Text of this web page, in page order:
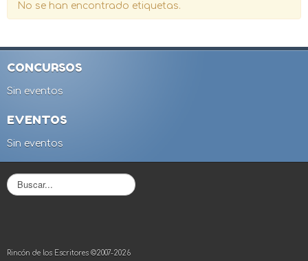
No se han encontrado etiquetas.
CONCURSOS
Sin eventos
EVENTOS
Sin eventos
B
u
r
Rincón de los Escritores ©2007-2026